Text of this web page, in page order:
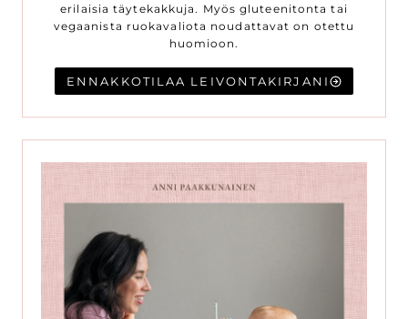
erilaisia täytekakkuja. Myös gluteenitonta tai
vegaanista ruokavaliota noudattavat on otettu
huomioon.
ENNAKKOTILAA LEIVONTAKIRJANI